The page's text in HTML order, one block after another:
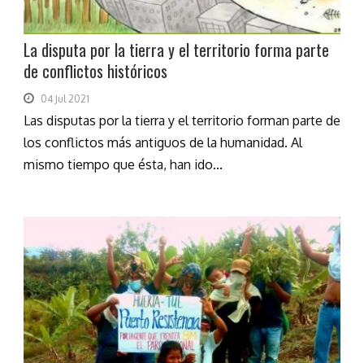
La disputa por la tierra y el territorio forma parte
de conflictos históricos
04 Jul 2021
Las disputas por la tierra y el territorio forman parte de
los conflictos más antiguos de la humanidad. Al
mismo tiempo que ésta, han ido...